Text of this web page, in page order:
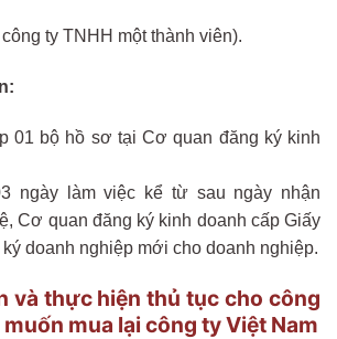
ty TNHH một thành viên).
01 bộ hồ sơ tại Cơ quan đăng ký kinh
ngày làm việc kể từ sau ngày nhận
Cơ quan đăng ký kinh doanh cấp Giấy
doanh nghiệp mới cho doanh nghiệp.
và thực hiện thủ tục cho công
mua lại công ty Việt Nam